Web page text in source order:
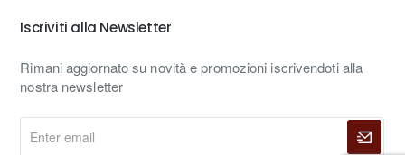
Iscriviti alla Newsletter
Rimani aggiornato su novità e promozioni iscrivendoti alla
nostra newsletter
email